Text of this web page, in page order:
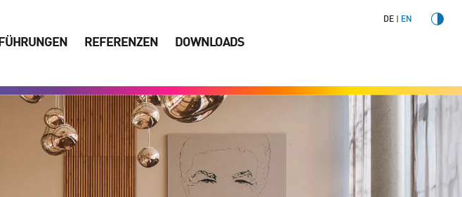
DE EN
FÜHRUNGEN REFERENZEN DOWNLOADS